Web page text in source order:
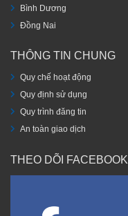
Bình Dương
Đồng Nai
THÔNG TIN CHUNG
Quy chế hoạt động
Quy định sử dụng
Quy trình đăng tin
An toàn giao dịch
THEO DÕI FACEBOOK